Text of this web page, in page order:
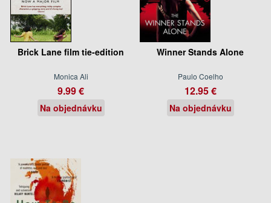
Brick Lane film tie-edition
Monica Ali
9.99 €
Na objednávku
Winner Stands Alone
Paulo Coelho
12.95 €
Na objednávku